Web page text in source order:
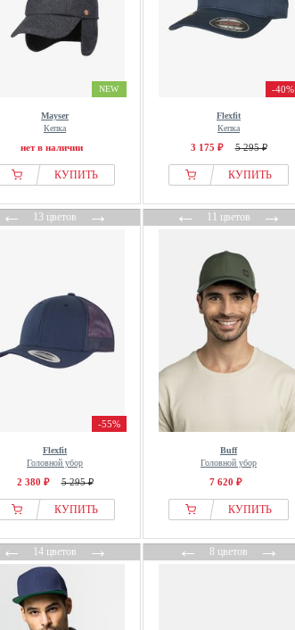
NEW
Mayser
Кепка
нет в наличии
КУПИТЬ
-40%
Flexfit
Кепка
3 175 ₽ 5 295 ₽
КУПИТЬ
←13 цветов→
-55%
Flexfit
Головной убор
2 380 ₽ 5 295 ₽
КУПИТЬ
←11 цветов→
Buff
Головной убор
7 620 ₽
КУПИТЬ
←14 цветов→ ←8 цветов→